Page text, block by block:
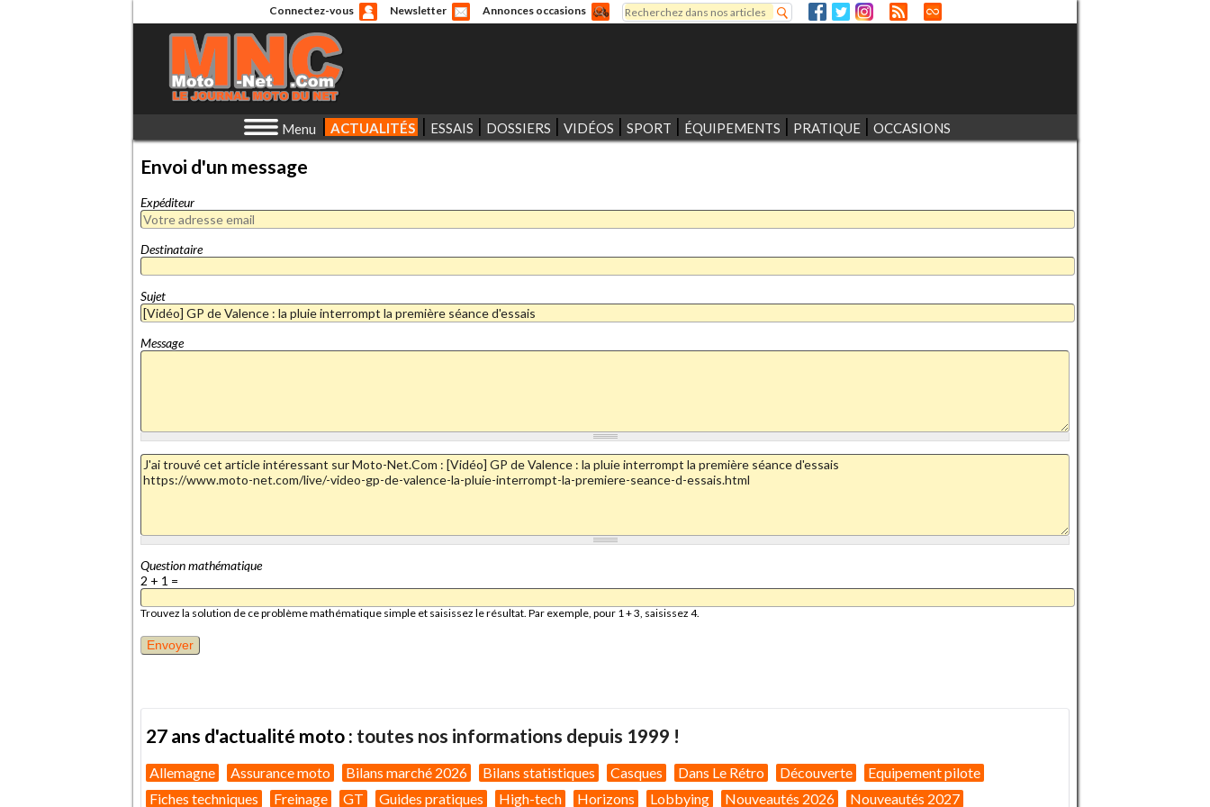
Connectez-vous Newsletter Annonces occasions
Formulaire de recherche
Rechercher
Menu ACTUALITÉS ESSAIS DOSSIERS VIDÉOS SPORT ÉQUIPEMENTS PRATIQUE OCCASIONS
Envoi d'un message
Expéditeur
Destinataire
Sujet
Message
Question mathématique
2 + 1 =
Trouvez la solution de ce problème mathématique simple et saisissez le résultat. Par exemple, pour 1 + 3, saisissez 4.
27 ans d'actualité moto : toutes nos informations depuis 1999 !
Allemagne Assurance moto Bilans marché 2026 Bilans statistiques Casques Dans Le Rétro Découverte
Equipement pilote
Fiches techniques
Freinage GT Guides pratiques High-tech Horizons Lobbying Nouveautés 2026 Nouveautés 2027